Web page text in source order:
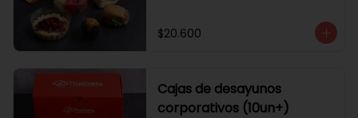
1 mini muffin
1 cheesecake
$20.600
Cajas de desayunos
corporativos (10un+)